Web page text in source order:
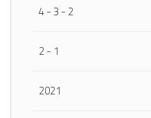
2 - 3 - 4
1 - 2
2021